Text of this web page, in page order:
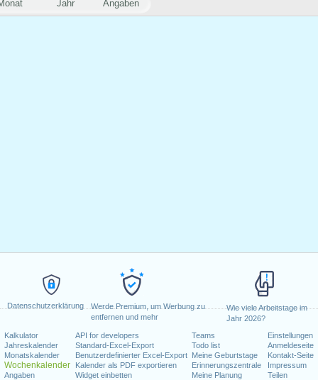
Datenschutzerklärung
Werde Premium, um Werbung zu
entfernen und mehr
Wie viele Arbeitstage im
Jahr 2026?
Kalkulator
Jahreskalender
Monatskalender
Wochenkalender
Angaben
API for developers
Standard-Excel-Export
Benutzerdefinierter Excel-Export
Kalender als PDF exportieren
Widget einbetten
Teams
Todo list
Meine Geburtstage
Erinnerungszentrale
Meine Planung
Einstellungen
Anmeldeseite
Kontakt-Seite
Impressum
Teilen
Jahr Angaben